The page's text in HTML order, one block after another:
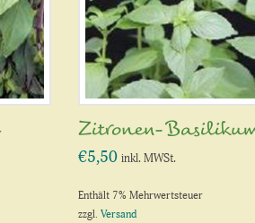
Zitronen-
€5,50 inkl. MWSt.
Enthält 7% Mehrwertsteuer
zzgl.Versand